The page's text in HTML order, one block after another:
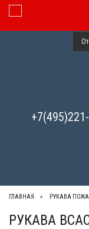
Toggle Navigation
ГЛАВНАЯ РУКАВА
РУКАВА